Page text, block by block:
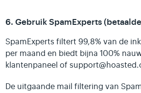
6. Gebruik SpamExperts
SpamExperts filtert 99,8% van de
per maand en biedt bijna 100%
klantenpaneel of
De uitgaande mail filtering van